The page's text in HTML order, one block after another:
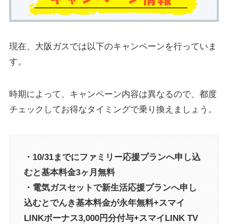
現在、大阪ガスでは以下のキャンペーンを行っていま
す。
時期によって、キャンペーン内容は異なるので、都度
チェックしてお得なタイミングで乗り換えましょう。
・10/31までにファミリー応援プランへ申し込
むと基本料金3ヶ月無料
・電気ガスセットで新生活応援プランへ申し
込むとでんき基本料金が永年無料+スマイ
LINKボーナス3,000円分付与+スマイLINK TV